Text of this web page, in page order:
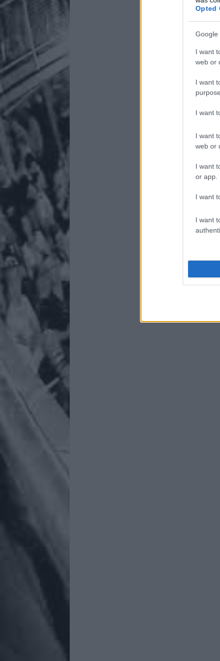
Opted
Google
I want
web or
I want
I want
I want
web or
I want
or app.
I want
I want